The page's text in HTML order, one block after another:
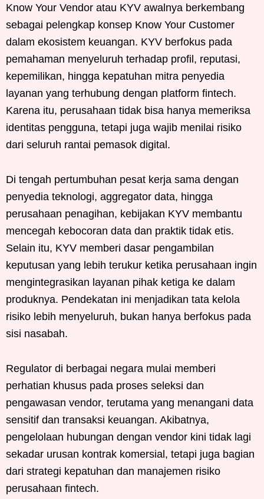
Know Your Vendor atau KYV awalnya berkembang
sebagai pelengkap konsep Know Your Customer
dalam ekosistem keuangan. KYV berfokus pada
pemahaman menyeluruh terhadap profil, reputasi,
kepemilikan, hingga kepatuhan mitra penyedia
layanan yang terhubung dengan platform fintech.
Karena itu, perusahaan tidak bisa hanya memeriksa
identitas pengguna, tetapi juga wajib menilai risiko
dari seluruh rantai pemasok digital.
Di tengah pertumbuhan pesat kerja sama dengan
penyedia teknologi, aggregator data, hingga
perusahaan penagihan, kebijakan KYV membantu
mencegah kebocoran data dan praktik tidak etis.
Selain itu, KYV memberi dasar pengambilan
keputusan yang lebih terukur ketika perusahaan ingin
mengintegrasikan layanan pihak ketiga ke dalam
produknya. Pendekatan ini menjadikan tata kelola
risiko lebih menyeluruh, bukan hanya berfokus pada
sisi nasabah.
Regulator di berbagai negara mulai memberi
perhatian khusus pada proses seleksi dan
pengawasan vendor, terutama yang menangani data
sensitif dan transaksi keuangan. Akibatnya,
pengelolaan hubungan dengan vendor kini tidak lagi
sekadar urusan kontrak komersial, tetapi juga bagian
dari strategi kepatuhan dan manajemen risiko
perusahaan fintech.